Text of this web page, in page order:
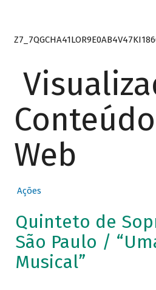
Web
Ações
Quinteto de
São Paulo /
Musical”